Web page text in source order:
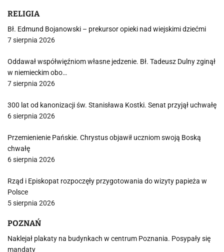
RELIGIA
Bł. Edmund Bojanowski – prekursor opieki nad wiejskimi dziećmi
7 sierpnia 2026
Oddawał współwięźniom własne jedzenie. Bł. Tadeusz Dulny zginął
w niemieckim obo…
7 sierpnia 2026
300 lat od kanonizacji św. Stanisława Kostki. Senat przyjął uchwałę
6 sierpnia 2026
Przemienienie Pańskie. Chrystus objawił uczniom swoją Boską
chwałę
6 sierpnia 2026
Rząd i Episkopat rozpoczęły przygotowania do wizyty papieża w
Polsce
5 sierpnia 2026
POZNAŃ
Naklejał plakaty na budynkach w centrum Poznania. Posypały się
mandaty